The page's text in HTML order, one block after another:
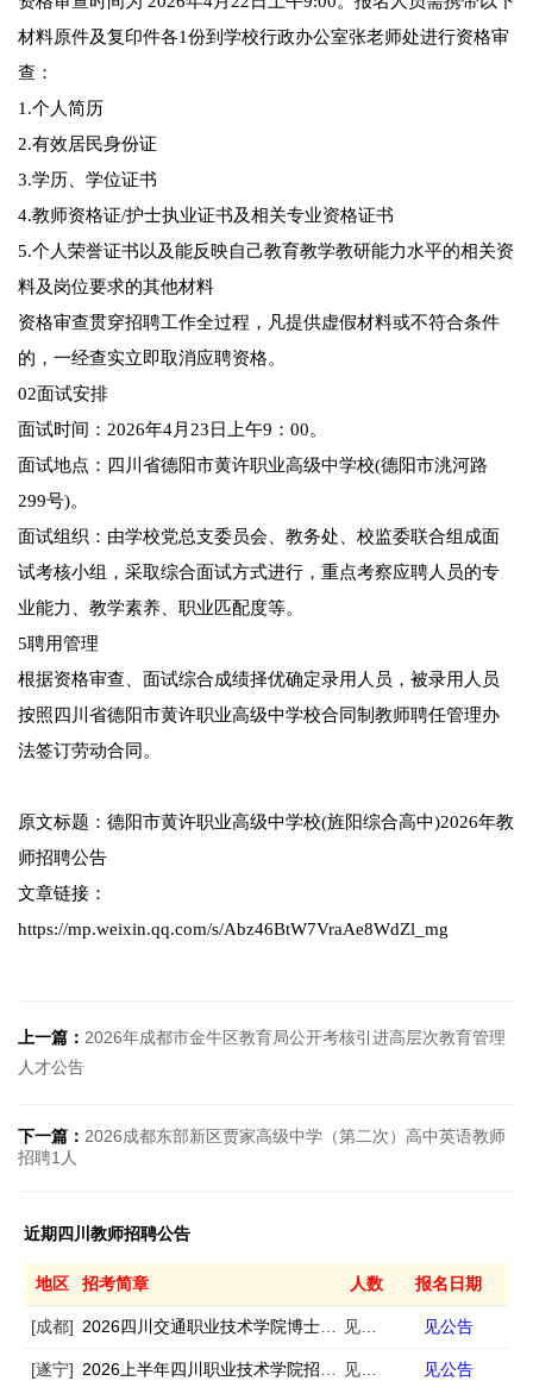
材料原件及复印件各1份到学校行政办公室张老师处进行资格审
查：
1.个人简历
2.有效居民身份证
3.学历、学位证书
4.教师资格证/护士执业证书及相关专业资格证书
5.个人荣誉证书以及能反映自己教育教学教研能力水平的相关资
料及岗位要求的其他材料
资格审查贯穿招聘工作全过程，凡提供虚假材料或不符合条件
的，一经查实立即取消应聘资格。
02面试安排
面试时间：2026年4月23日上午9：00。
面试地点：四川省德阳市黄许职业高级中学校(德阳市洮河路
299号)。
面试组织：由学校党总支委员会、教务处、校监委联合组成面
试考核小组，采取综合面试方式进行，重点考察应聘人员的专
业能力、教学素养、职业匹配度等。
5聘用管理
根据资格审查、面试综合成绩择优确定录用人员，被录用人员
按照四川省德阳市黄许职业高级中学校合同制教师聘任管理办
法签订劳动合同。
原文标题：德阳市黄许职业高级中学校(旌阳综合高中)2026年教
师招聘公告
文章链接：
https://mp.weixin.qq.com/s/Abz46BtW7VraAe8WdZl_mg
上一篇： 2026年成都市金牛区教育局公开考核引进高层次教育管理
人才公告
下一篇： 2026成都东部新区贾家高级中学（第二次）高中英语教师
招聘1人
近期四川教师招聘公告
地区 招考简章 人数 报名日期
[成都] 2026四川交通职业技术学院博士人才引进32人 见公告 见公告
[遂宁] 2026上半年四川职业技术学院招聘事业编制工作人员30人 见公告 见公告